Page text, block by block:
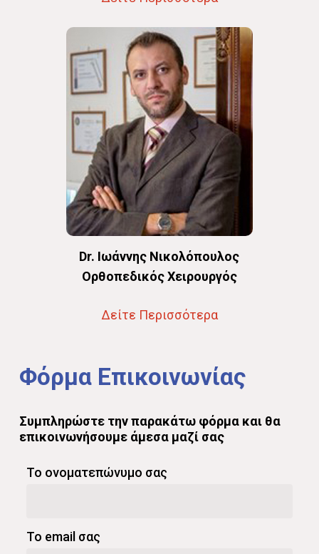
Dr. Ιωάννης Νικολόπουλος
Oρθοπεδικός Χειρουργός
Δείτε Περισσότερα
Φόρμα Επικοινωνίας
Συμπληρώστε τηνπαρακάτω φόρμα και θα
επικοινωνήσουμε άμεσα μαζί σας
Το ονοματεπώνυμο σας
Το email σας